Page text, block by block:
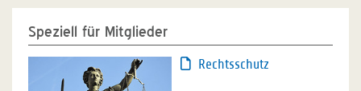
Speziell für Mitglieder
Rechtsschutz